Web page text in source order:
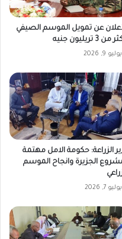
عن تمويل الموسم الصيفي
3 تريليون جنيه
يوليو 9, 2026
الزراعة: حكومة الامل مهتمة
الجزيرة وانجاح الموسم
يوليو 7, 2026